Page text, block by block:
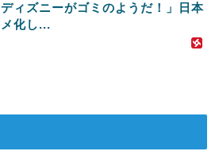
ィズニーがゴミのようだ！」日本
化し...